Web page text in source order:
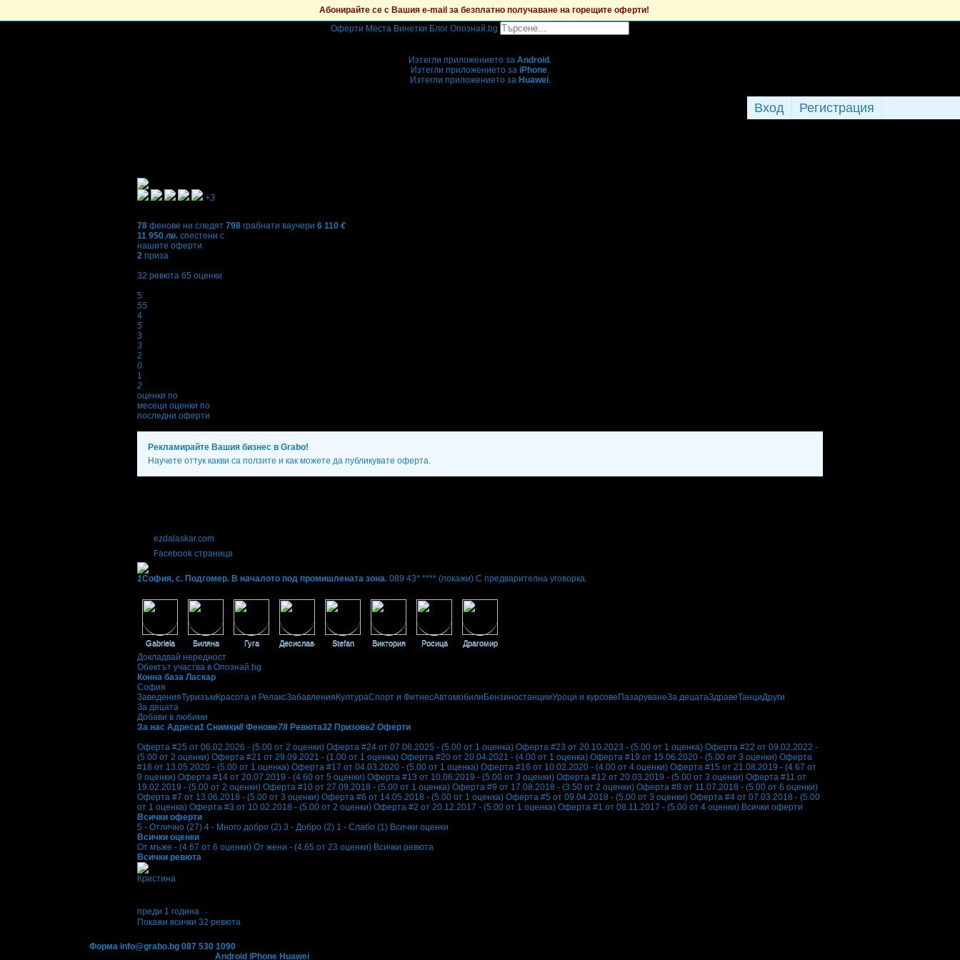
Абонирайте се с Вашия e-mail за безплатно получаване на горещите оферти!
Оферти Места Винетки Блог Опознай.bg
Изтегли приложението за Android .
Изтегли приложението за iPhone.
Изтегли приложението за Huawei.
Регистрация
Вход
+3
78 фенове ни следят 798 грабнати ваучери 6 110 €
11 950лв. спестени с
нашите оферти
2 приза
32 ревюта 65 оценки
5
55
4
5
3
3
2
0
1
2
оценки по
месеци оценки по
последни оферти
Рекламирайте Вашия бизнес в Grabo!
Научете оттук какви са ползите и как можете да публикувате оферта.
ezdalaskar.com
Facebook страница
1София, с. Подгомер. В началото под промишлената зона. 089 43* **** (покажи) С предварителна уговорка.
Gabriela Биляна Гуга Десислава Stefan Виктория Росица Драгомир
Докладвай нередност
Обектът участва в Опознай.bg
Конна база Ласкар
София
ЗаведенияТуризъмКрасота и РелаксЗабавления КултураСпорт и ФитнесАвтомобили БензиностанцииУроци и курсове ПазаруванеЗа децатаЗдравеТанциДруги
За децата
Добави в любими
За нас Адреси1 Снимки8 Фенове78 Ревюта32 Призове2 Оферти
Оферта #25 от 06.02.2026 - (5.00 от 2 оценки) Оферта #24 от 07.06.2025 - (5.00 от 1 оценка) Оферта #23 от 20.10.2023 - (5.00 от 1 оценка) Оферта #22 от 09.02.2022 -
(5.00 от 2 оценки) Оферта #21 от 29.09.2021 - (1.00 от 1 оценка) Оферта #20 от 20.04.2021 - (4.00 от 1 оценка) Оферта #19 от 15.06.2020 - (5.00 от 3 оценки) Оферта
#18 от 13.05.2020 - (5.00 от 1 оценка) Оферта #17 от 04.03.2020 - (5.00 от 1 оценка) Оферта #16 от 10.02.2020 - (4.00 от 4 оценки) Оферта #15 от 21.08.2019 - (4.67 от
9 оценки) Оферта #14 от 20.07.2019 - (4.60 от 5 оценки) Оферта #13 от 10.06.2019 - (5.00 от 3 оценки) Оферта #12 от 20.03.2019 - (5.00 от 3 оценки) Оферта #11 от
19.02.2019 - (5.00 от 2 оценки) Оферта #10 от 27.09.2018 - (5.00 от 1 оценка) Оферта #9 от 17.08.2018 - (3.50 от 2 оценки) Оферта #8 от 11.07.2018 - (5.00 от 6 оценки)
Оферта #7 от 13.06.2018 - (5.00 от 3 оценки) Оферта #6 от 14.05.2018 - (5.00 от 1 оценка) Оферта #5 от 09.04.2018 - (5.00 от 3 оценки) Оферта #4 от 07.03.2018 - (5.00
от 1 оценка) Оферта #3 от 10.02.2018 - (5.00 от 2 оценки) Оферта #2 от 20.12.2017 - (5.00 от 1 оценка) Оферта #1 от 08.11.2017 - (5.00 от 4 оценки) Всички оферти
Всички оферти
5 - Отлично (27) 4 - Много добро (2) 3 - Добро (2) 1 - Слабо (1) Всички оценки
Всички оценки
От мъже - (4.67 от 6 оценки) От жени - (4.65 от 23 оценки) Всички ревюта
Всички ревюта
Кристина
преди 1 година
·
Покажи всички 32 ревюта
Форма info@grabo.bg 087 530 1090
Android iPhone Huawei